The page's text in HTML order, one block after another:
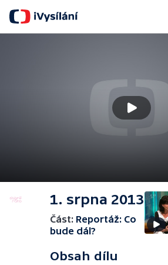
1. srpna 2013
Část: Reportáž: Co
bude dál?
Obsah dílu